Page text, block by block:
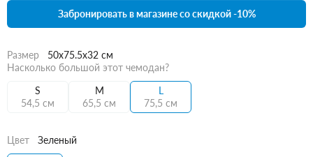
Забронировать в магазине со скидкой -10%
Размер
50x75.5x32 см
Насколько большой этот чемодан?
S
54,5 см
M
65,5 см
L
75,5 см
Цвет Зеленый